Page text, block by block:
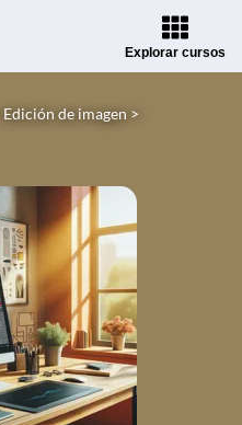
Explorar cursos
Edición de imagen >